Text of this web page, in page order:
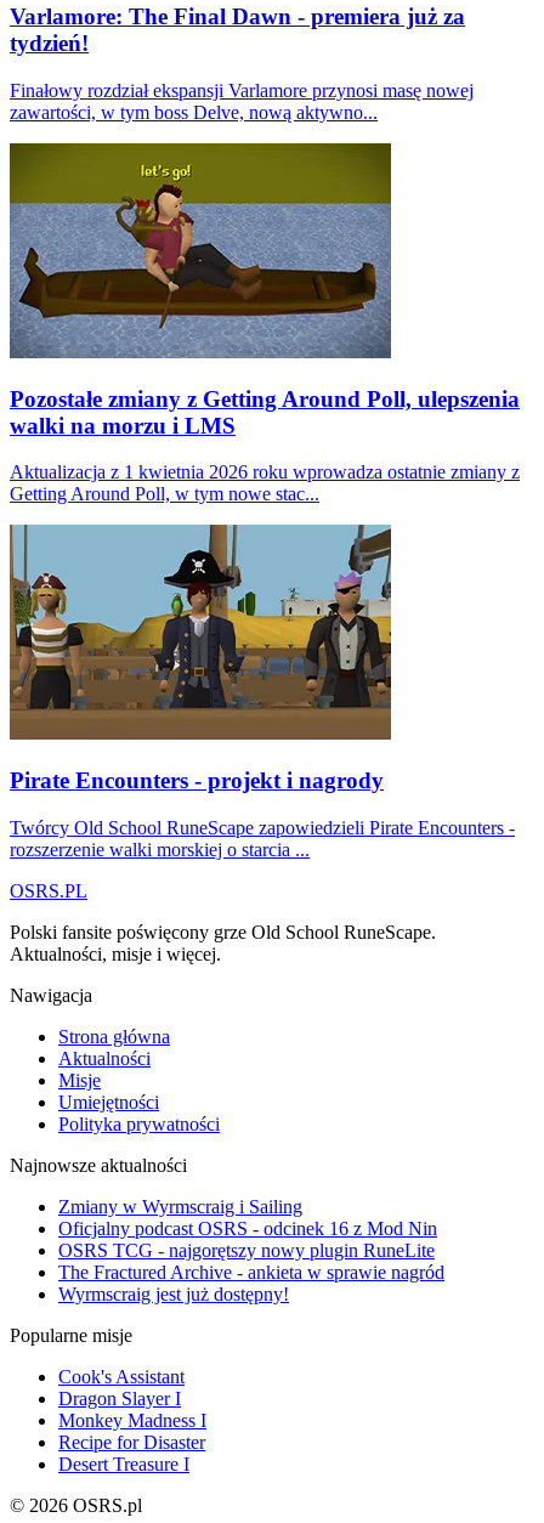
Varlamore: The Final Dawn - premiera już za
tydzień!
Finałowy rozdział ekspansji Varlamore przynosi masę nowej
zawartości, w tym boss Delve, nową aktywno...
Pozostałe zmiany z Getting Around Poll, ulepszenia
walki na morzu i LMS
Aktualizacja z 1 kwietnia 2026 roku wprowadza ostatnie zmiany z
Getting Around Poll, w tym nowe stac...
Pirate Encounters - projekt i nagrody
Twórcy Old School RuneScape zapowiedzieli Pirate Encounters -
rozszerzenie walki morskiej o starcia ...
OSRS.PL
Polski fansite poświęcony grze Old School RuneScape.
Aktualności, misje i więcej.
Nawigacja
Strona główna
Aktualności
Misje
Umiejętności
Polityka prywatności
Najnowsze aktualności
Zmiany w Wyrmscraig i Sailing
Oficjalny podcast OSRS - odcinek 16 z Mod Nin
OSRS TCG - najgorętszy nowy plugin RuneLite
The Fractured Archive - ankieta w sprawie nagród
Wyrmscraig jest już dostępny!
Popularne misje
Cook's Assistant
Dragon Slayer I
Monkey Madness I
Recipe for Disaster
Desert Treasure I
© 2026 OSRS.pl